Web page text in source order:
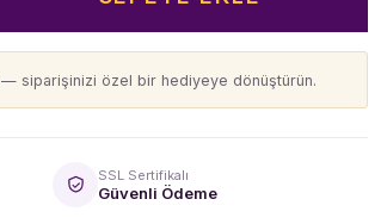
— siparişinizi özel bir hediyeye dönüştürün.
SSL Sertifikalı
Güvenli Ödeme